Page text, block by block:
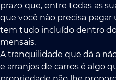
prazo que, entre todas as
que você não precisa
tem tudo incluído dentro
mensais.
A tranquilidade que dá a
e arranjos de carros é algo